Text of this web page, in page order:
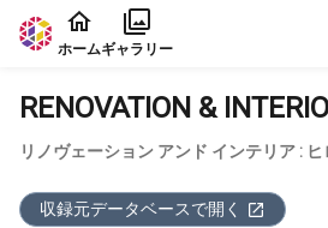
本文に飛ぶ
ホームギャラリー
RENOVATION &
リノヴェーション アンド インテリア : ヒ
収録元データベースで開く